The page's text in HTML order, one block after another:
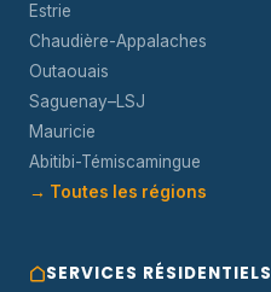
Estrie
Chaudière-Appalaches
Outaouais
Saguenay–LSJ
Mauricie
Abitibi-Témiscamingue
→ Toutes les régions
SERVICES RÉSIDENTIELS